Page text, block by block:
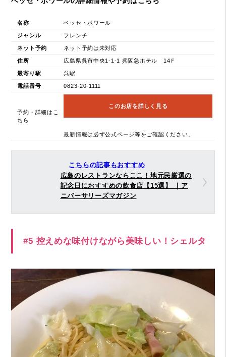
名称 ベッセ・ボワール
ジャンル フレンチ
ネット予約 ネット予約は未対応
住所 広島県呉市中央1-1-1 呉阪急ホテル 14Ｆ
最寄り駅 呉駅
電話番号 0823-20-1111
予約・詳細はこ
ちら
このお店を詳しく見る
最新情報は必ず公式ページ等をご確認ください。
こちらの記事もおすすめ
広島のレストランならここ！地元民厳選の
記念日におすすめの飲食店【15選】 ｜ア
ニバーサリーズマガジン
#5 控えめな味付けながら美味しい！シェルタ